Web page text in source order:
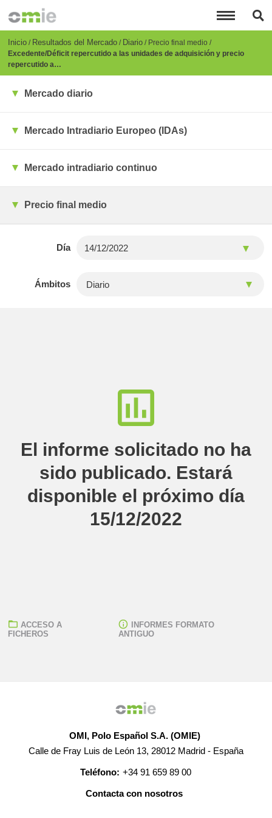
principal
Breadcrumb
Inicio Resultados del Mercado Diario Precio final medio
Excedente/Déficit repercutido a las unidades de adquisición y precio
repercutido a…
Mercado diario
Mercado Intradiario Europeo (IDAs)
Mercado intradiario continuo
Precio final medio
Día
Ámbitos
El informe solicitado no ha
sido publicado. Estará
disponible el próximo día
15/12/2022
ACCESO A
FICHEROS
INFORMES FORMATO
ANTIGUO
OMI, Polo Español S.A. (OMIE)
Calle de Fray Luis de León 13, 28012 Madrid - España
Teléfono: +34 91 659 89 00
Contacta con nosotros